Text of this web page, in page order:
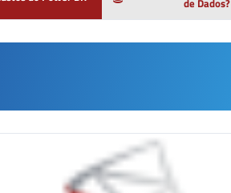
de Dados?